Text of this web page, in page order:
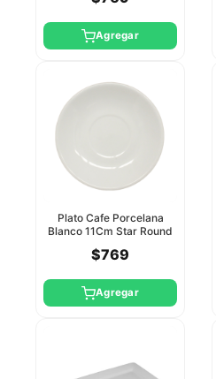
Agregar
Plato Cafe Porcelana
Blanco 11Cm Star Round
$769
Agregar